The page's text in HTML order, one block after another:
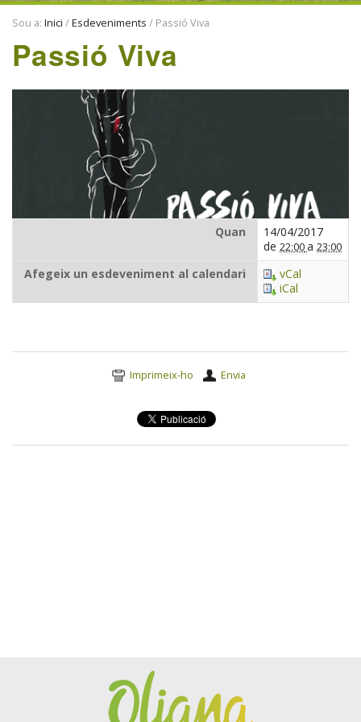
ENTITATS
TRADICIONS
Sou a: Inici /Esdeveniments / Passió Viva
Passió Viva
Quan
14/04/2017
de 22:00a 23:00
Afegeix un esdeveniment al calendari
vCal
iCal
Imprimeix-ho Envia